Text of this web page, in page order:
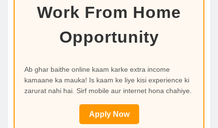
Work From Home
Opportunity
Ab ghar baithe online kaam karke extra income
kamaane ka mauka! Is kaam ke liye kisi experience ki
zarurat nahi hai. Sirf mobile aur internet hona chahiye.
Apply Now